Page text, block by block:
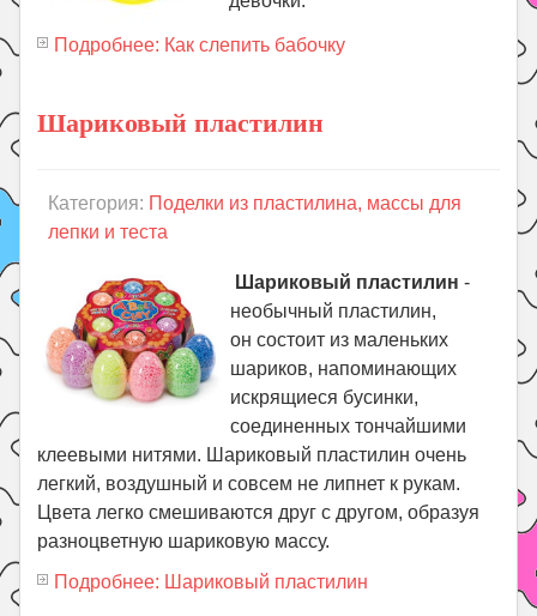
Подробнее: Как слепить бабочку
Шариковый пластилин
Категория: Поделки из пластилина, массы для
лепки и теста
Шариковый пластилин -
необычный пластилин,
он состоит из маленьких
шариков, напоминающих
искрящиеся бусинки,
соединенных тончайшими
клеевыми нитями. Шариковый пластилин очень
легкий, воздушный и совсем не липнет к рукам.
Цвета легко смешиваются друг с другом, образуя
разноцветную шариковую массу.
Подробнее: Шариковый пластилин